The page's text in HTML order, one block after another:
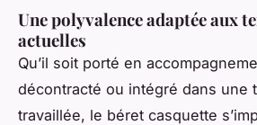
Une polyvalence adaptée aux
actuelles
Qu’il soit porté en
décontracté ou intégré dans une
travaillée, le béret casquette